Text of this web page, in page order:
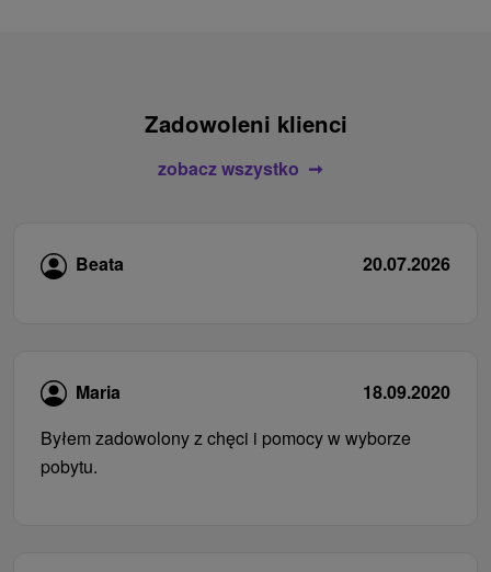
Zadowoleni klienci
zobacz wszystko
Beata 20.07.2026
Maria
18.09.2020
Byłem zadowolony z chęci i pomocy w wyborze
pobytu.